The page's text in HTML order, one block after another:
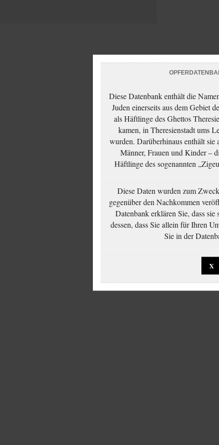
Diese Datenbank enthält die
Juden einerseits aus dem Gebiet
als Häftlinge des Ghettos
kamen, in Theresienstadt ums
wurden. Darüberhinaus enthält
Männer, Frauen und Kinder –
Häftlinge des sogenannten
Diese Daten wurden zum
gegenüber den Nachkommen
Datenbank erklären Sie, dass sie
dessen, dass Sie allein für Ihren
Sie in der
X